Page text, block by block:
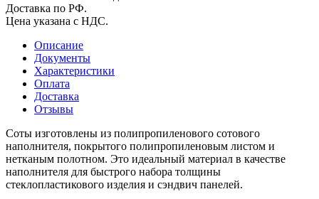
Доставка по РФ.
Цена указана с НДС.
Описание
Документы
Характеристики
Оплата
Доставка
Отзывы
Соты изготовлены из полипропиленового сотового
наполнителя, покрытого полипропиленовым листом и
нетканым полотном. Это идеальный материал в качестве
наполнителя для быстрого набора толщины
стеклопластикового изделия и сэндвич панелей.